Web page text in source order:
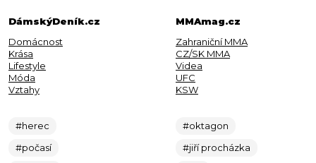
DámskýDeník.cz
Domácnost
Krása
Lifestyle
Móda
Vztahy
#herec
#počasí
MMAmag.cz
Zahraniční MMA
CZ/SK MMA
Videa
UFC
KSW
#oktagon
#jiří procházka